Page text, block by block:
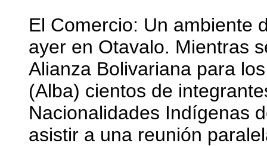
El Comercio: Un ambiente
ayer en Otavalo. Mientras
Alianza Bolivariana para
(Alba) cientos de
Nacionalidades Indígenas
asistir a una reunión